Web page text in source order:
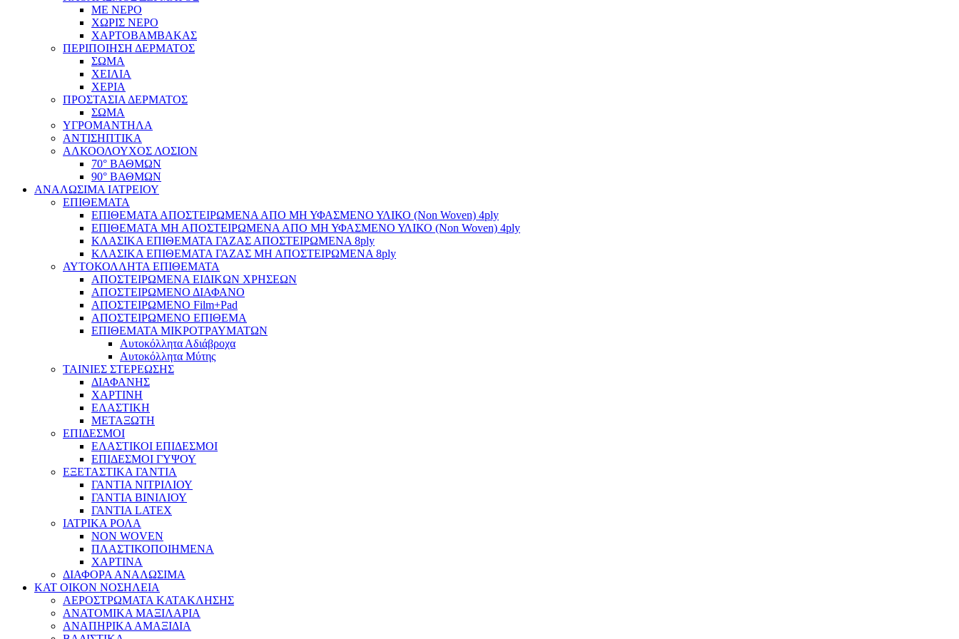
ΜΕ ΝΕΡΟ
ΧΩΡΙΣ ΝΕΡΟ
ΧΑΡΤΟΒΑΜΒΑΚΑΣ
ΠΕΡΙΠΟΙΗΣΗ ΔΕΡΜΑΤΟΣ
ΣΩΜΑ
ΧΕΙΛΙΑ
ΧΕΡΙΑ
ΠΡΟΣΤΑΣΙΑ ΔΕΡΜΑΤΟΣ
ΣΩΜΑ
ΥΓΡΟΜΑΝΤΗΛΑ
ΑΝΤΙΣΗΠΤΙΚΑ
ΑΛΚΟΟΛΟΥΧΟΣ ΛΟΣΙΟΝ
70° ΒΑΘΜΩΝ
90° ΒΑΘΜΩΝ
ΑΝΑΛΩΣΙΜΑ ΙΑΤΡΕΙΟΥ
ΕΠΙΘΕΜΑΤΑ
ΕΠΙΘΕΜΑΤΑ ΑΠΟΣΤΕΙΡΩΜΕΝΑ ΑΠΟ ΜΗ ΥΦΑΣΜΕΝΟ ΥΛΙΚΟ (Non Woven) 4ply
ΕΠΙΘΕΜΑΤΑ ΜΗ ΑΠΟΣΤΕΙΡΩΜΕΝΑ ΑΠΟ ΜΗ ΥΦΑΣΜΕΝΟ ΥΛΙΚΟ (Non Woven) 4ply
ΚΛΑΣΙΚΑ ΕΠΙΘΕΜΑΤΑ ΓΑΖΑΣ ΑΠΟΣΤΕΙΡΩΜΕΝΑ 8ply
ΚΛΑΣΙΚΑ ΕΠΙΘΕΜΑΤΑ ΓΑΖΑΣ ΜΗ ΑΠΟΣΤΕΙΡΩΜΕΝΑ 8ply
ΑΥΤΟΚΟΛΛΗΤΑ ΕΠΙΘΕΜΑΤΑ
ΑΠΟΣΤΕΙΡΩΜΕΝΑ ΕΙΔΙΚΩΝ ΧΡΗΣΕΩΝ
ΑΠΟΣΤΕΙΡΩΜΕΝΟ ΔΙΑΦΑΝΟ
ΑΠΟΣΤΕΙΡΩΜΕΝΟ Film+Pad
ΑΠΟΣΤΕΙΡΩΜΕΝΟ ΕΠΙΘΕΜΑ
ΕΠΙΘΕΜΑΤΑ ΜΙΚΡΟΤΡΑΥΜΑΤΩΝ
Αυτοκόλλητα Αδιάβροχα
Αυτοκόλλητα Μύτης
ΤΑΙΝΙΕΣ ΣΤΕΡΕΩΣΗΣ
ΔΙΑΦΑΝΗΣ
ΧΑΡΤΙΝΗ
ΕΛΑΣΤΙΚΗ
ΜΕΤΑΞΩΤΗ
ΕΠΙΔΕΣΜΟΙ
ΕΛΑΣΤΙΚΟΙ ΕΠΙΔΕΣΜΟΙ
ΕΠΙΔΕΣΜΟΙ ΓΥΨΟΥ
ΕΞΕΤΑΣΤΙΚΑ ΓΑΝΤΙΑ
ΓΑΝΤΙΑ ΝΙΤΡΙΛΙΟΥ
ΓΑΝΤΙΑ ΒΙΝΙΛΙΟΥ
ΓΑΝΤΙΑ LATEX
ΙΑΤΡΙΚΑ ΡΟΛΑ
NON WOVEN
ΠΛΑΣΤΙΚΟΠΟΙΗΜΕΝΑ
ΧΑΡΤΙΝΑ
ΔΙΑΦΟΡΑ ΑΝΑΛΩΣΙΜΑ
ΚΑΤ ΟΙΚΟΝ ΝΟΣΗΛΕΙΑ
ΑΕΡΟΣΤΡΩΜΑΤΑ ΚΑΤΑΚΛΗΣΗΣ
ΑΝΑΤΟΜΙΚΑ ΜΑΞΙΛΑΡΙΑ
ΑΝΑΠΗΡΙΚΑ ΑΜΑΞΙΔΙΑ